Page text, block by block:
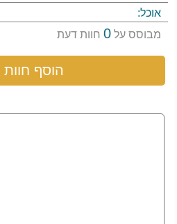
אוכל:
מבוסס על 0 חוות דעת